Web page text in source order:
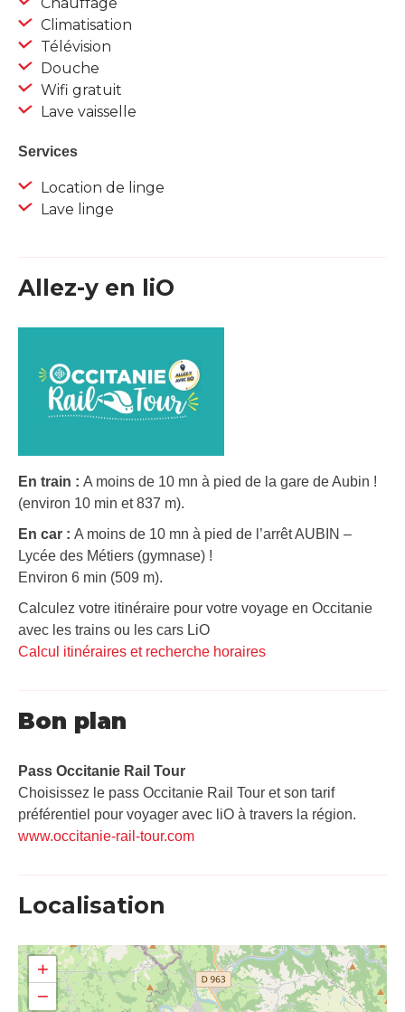
Chauffage
Climatisation
Télévision
Douche
Wifi gratuit
Lave vaisselle
Services
Location de linge
Lave linge
Allez-y en liO
En train : A moins de 10 mn à pied de la gare de Aubin !
(environ 10 min et 837 m).
En car : A moins de 10 mn à pied de l’arrêt AUBIN –
Lycée des Métiers (gymnase) !
Environ 6 min (509 m).
Calculez votre itinéraire pour votre voyage en Occitanie
avec les trains ou les cars LiO
Calcul itinéraires et recherche horaires
Bon plan
Pass Occitanie Rail Tour​
Choisissez le pass Occitanie Rail Tour et son tarif
préférentiel pour voyager avec liO à travers la région.
www.occitanie-rail-tour.com
Localisation
+
−